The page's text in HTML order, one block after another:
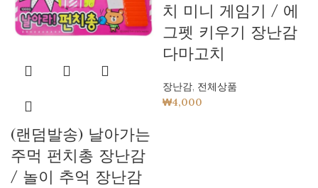
(랜덤발송) 날아가는
주먹 펀치총 장난감
/ 놀이 추억 장난감
치 미니 게임기 / 에
그펫 키우기 장난감
다마고치
장난감, 전체상품
₩4,000